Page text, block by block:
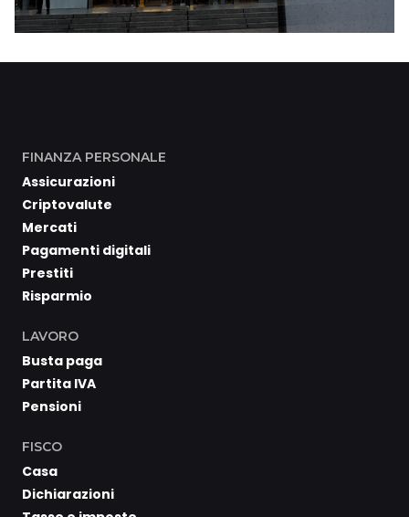
FINANZA PERSONALE
Assicurazioni
Criptovalute
Mercati
Pagamenti digitali
Prestiti
Risparmio
LAVORO
Busta paga
Partita IVA
Pensioni
FISCO
Casa
Dichiarazioni